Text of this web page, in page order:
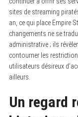
sites de streaming
an, ce qui place Empire
changements ne se
administrative ; ils
contourner les
utilisateurs désireux
ailleurs.
Un regard